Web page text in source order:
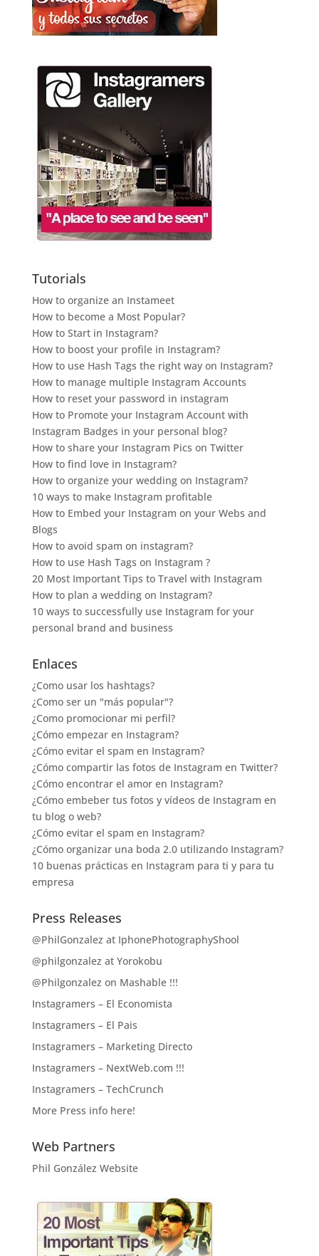
Tutorials
How to organize an Instameet
How to become a Most Popular?
How to Start in Instagram?
How to boost your profile in Instagram?
How to use Hash Tags the right way on Instagram?
How to manage multiple Instagram Accounts
How to reset your password in instagram
How to Promote your Instagram Account with
Instagram Badges in your personal blog?
How to share your Instagram Pics on Twitter
How to find love in Instagram?
How to organize your wedding on Instagram?
10 ways to make Instagram profitable
How to Embed your Instagram on your Webs and
Blogs
How to avoid spam on instagram?
How to use Hash Tags on Instagram ?
20 Most Important Tips to Travel with Instagram
How to plan a wedding on Instagram?
10 ways to successfully use Instagram for your
personal brand and business
Enlaces
¿Como usar los hashtags?
¿Como ser un "más popular"?
¿Como promocionar mi perfil?
¿Cómo empezar en Instagram?
¿Cómo evitar el spam en Instagram?
¿Cómo compartir las fotos de Instagram en Twitter?
¿Cómo encontrar el amor en Instagram?
¿Cómo embeber tus fotos y vídeos de Instagram en
tu blog o web?
¿Cómo evitar el spam en Instagram?
¿Cómo organizar una boda 2.0 utilizando Instagram?
10 buenas prácticas en Instagram para ti y para tu
empresa
Press Releases
@PhilGonzalez at IphonePhotographyShool
@philgonzalez at Yorokobu
@Philgonzalez on Mashable !!!
Instagramers – El Economista
Instagramers – El Pais
Instagramers – Marketing Directo
Instagramers – NextWeb.com !!!
Instagramers – TechCrunch
More Press info here!
Web Partners
Phil González Website